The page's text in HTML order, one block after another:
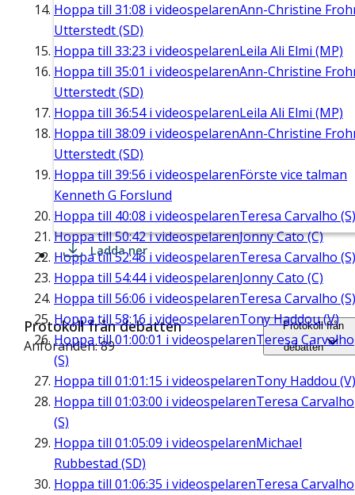
Hoppa till 31:08 i videospelarenAnn-Christine
Utterstedt (SD)
Hoppa till 33:23 i videospelarenLeila Ali Elmi (MP)
Hoppa till 35:01 i videospelarenAnn-Christine
Utterstedt (SD)
Hoppa till 36:54i videospelarenLeila Ali Elmi (MP)
Hoppa till 38:09 i videospelarenAnn-Christine
Utterstedt (SD)
Hoppa till 39:56 i videospelarenFörste vice talman
Kenneth G Forslund
Hoppa till 40:08 i videospelarenTeresa Carvalho (S)
Hoppa till50:42i videospelarenJonny Cato (C)
Hoppa till52:46 i videospelarenTeresa Carvalho (S)
Hoppa till 54:44i videospelarenJonny Cato (C)
Hoppa till 56:06 i videospelarenTeresa Carvalho (S)
Hoppa till 58:16 i videospelarenTony Haddou (V)
Hoppa till01:00:01 i videospelarenTeresa Carvalho
(S)
Hoppa till 01:01:15 i videospelarenTony Haddou (V)
Hoppa till 01:03:00 i videospelarenTeresa Carvalho
(S)
Hoppa till 01:05:09 i videospelarenMichael
Rubbestad (SD)
Hoppa till 01:06:35 i videospelarenTeresa Carvalho
Ladda ner
Protokoll från debatten
Anföranden: 89
Protokoll från
debatten